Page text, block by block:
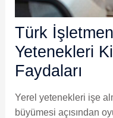
Türk
Yetenekleri
Faydaları
Yerel yetenekleri işe
büyümesi açısından